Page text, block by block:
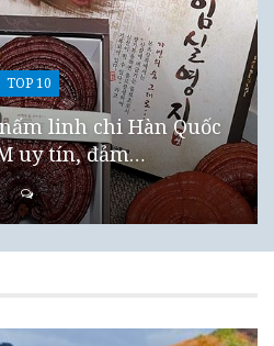
TOP 10
linh chi Hàn Quốc
uy tín, đảm…